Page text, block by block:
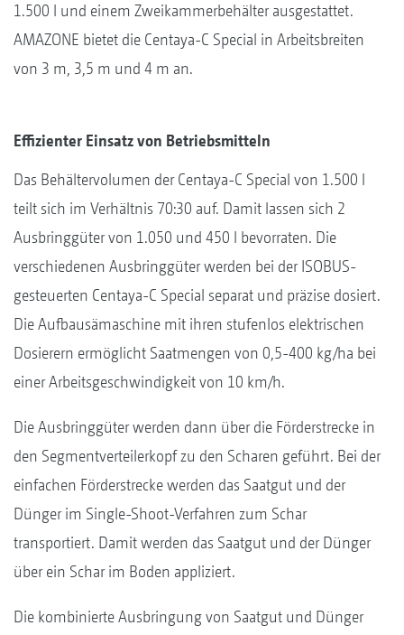
1.500 l und einem Zweikammerbehälter ausgestattet.
AMAZONE bietet die Centaya-C Special in Arbeitsbreiten
von 3 m, 3,5 m und 4 m an.
Effizienter Einsatz von Betriebsmitteln
Das Behältervolumen der Centaya-C Special von 1.500 l
teilt sich im Verhältnis 70:30 auf. Damit lassen sich 2
Ausbringgüter von 1.050 und 450 l bevorraten. Die
verschiedenen Ausbringgüter werden bei der ISOBUS-
gesteuerten Centaya-C Special separat und präzise dosiert.
Die Aufbausämaschine mit ihren stufenlos elektrischen
Dosierern ermöglicht Saatmengen von 0,5-400 kg/ha bei
einer Arbeitsgeschwindigkeit von 10 km/h.
Die Ausbringgüter werden dann über die Förderstrecke in
den Segmentverteilerkopf zu den Scharen geführt. Bei der
einfachen Förderstrecke werden das Saatgut und der
Dünger im Single-Shoot-Verfahren zum Schar
transportiert. Damit werden das Saatgut und der Dünger
über ein Schar im Boden appliziert.
Die kombinierte Ausbringung von Saatgut und Dünger